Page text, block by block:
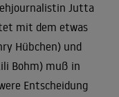
Jutta
mit dem etwas
Hübchen) und
Bohm) muß in
Entscheidung